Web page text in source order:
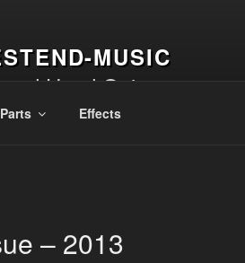
MUSIC
Hand Guitars
Parts Effects
– 2013